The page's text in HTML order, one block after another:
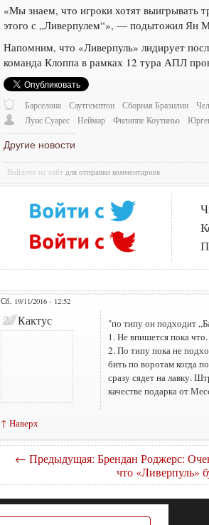
«Мы знаем, что игроки хотят выигрывать
этого с „Ливерпулем“», — подытожил Ян
Напомним, что «Ливерпуль» лидирует
команда Клоппа в рамках 12 тура АПЛ
Барселона Саутгемптон Сборная Бразилии
Луис Суарес
Неймар Филиппе Коутиньо
Другие новости
Войдите на сайт для отправки комментариев
Сб, 19/11/2016 - 12:52
Кактус
"по типу он подходит
1. Не впишется пока
2. По типу пока не
бить по воротам когда
сразу сядет на лавку.
качестве подарка от
↑ Наверх
← Предыдущая: Брендан Роджерс:
что «Ливерпуль»